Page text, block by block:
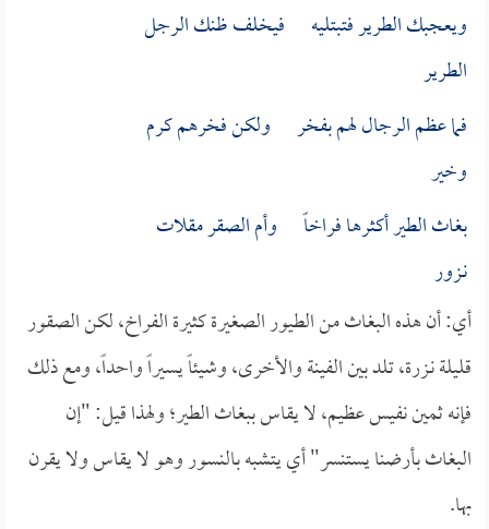
ويعجبك الطرير فتبتليه فيخلف ظنك الرجل
الطرير
فما عظم الرجال لهم بفخر ولكن فخرهم كرم
وخير
بغاث الطير أكثرها فراخاً وأم الصقر مقلات
نـزور
أي: أن هذه البغاث من الطيور الصغيرة كثيرة الفراخ، لكن الصقور
قليلة نـزرة، تلد بين الفينة والأخرى، وشيئاً يسيراً واحداً، ومع ذلك
فإنه ثمين نفيس عظيم، لا يقاس ببغاث الطير؛ ولهذا قيل: "إن
البغاث بأرضنا يستنسر" أي يتشبه بالنسور وهو لا يقاس ولا يقرن
بها.